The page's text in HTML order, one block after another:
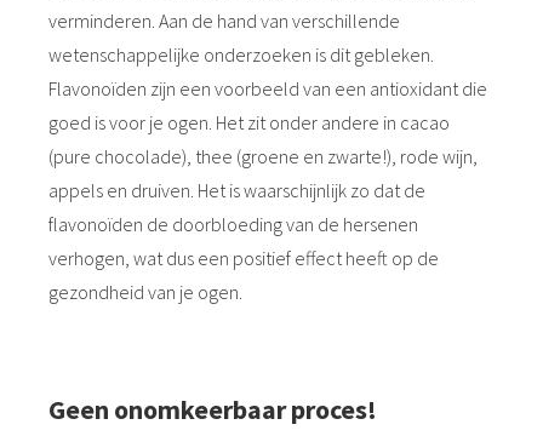
verminderen. Aan de hand van verschillende
wetenschappelijke onderzoeken is dit gebleken.
Flavonoïden zijn een voorbeeld van een antioxidant die
goed is voor je ogen. Het zit onder andere in cacao
(pure chocolade), thee (groene en zwarte!), rode wijn,
appels en druiven. Het is waarschijnlijk zo dat de
flavonoïden de doorbloeding van de hersenen
verhogen, wat dus een positief effect heeft op de
gezondheid van je ogen.
Geen onomkeerbaar proces!